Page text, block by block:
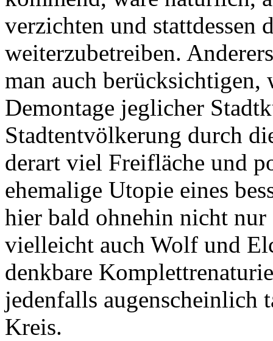
verzichten und stattdessen
weiterzubetreiben.
man auch
Demontage jeglicher
Stadtentvölkerung durch
derart viel Freifläche und
ehemalige Utopie eines
hier bald ohnehin nicht nur
vielleicht auch Wolf und
denkbare
jedenfalls augenscheinlich
Kreis.